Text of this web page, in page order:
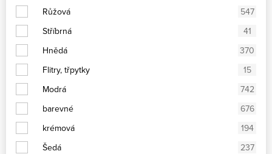
Růžová
547
Stříbrná
41
Hnědá
370
Flitry, třpytky
15
Modrá
742
barevné
676
krémová
194
Šedá
237